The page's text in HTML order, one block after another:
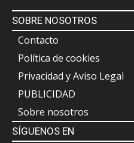
SOBRE NOSOTROS
Contacto
Política de cookies
Privacidad y Aviso Legal
PUBLICIDAD
Sobre nosotros
SÍGUENOS EN